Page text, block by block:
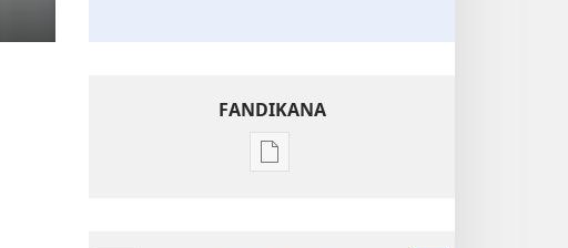
FANDIKANA
Fandikana